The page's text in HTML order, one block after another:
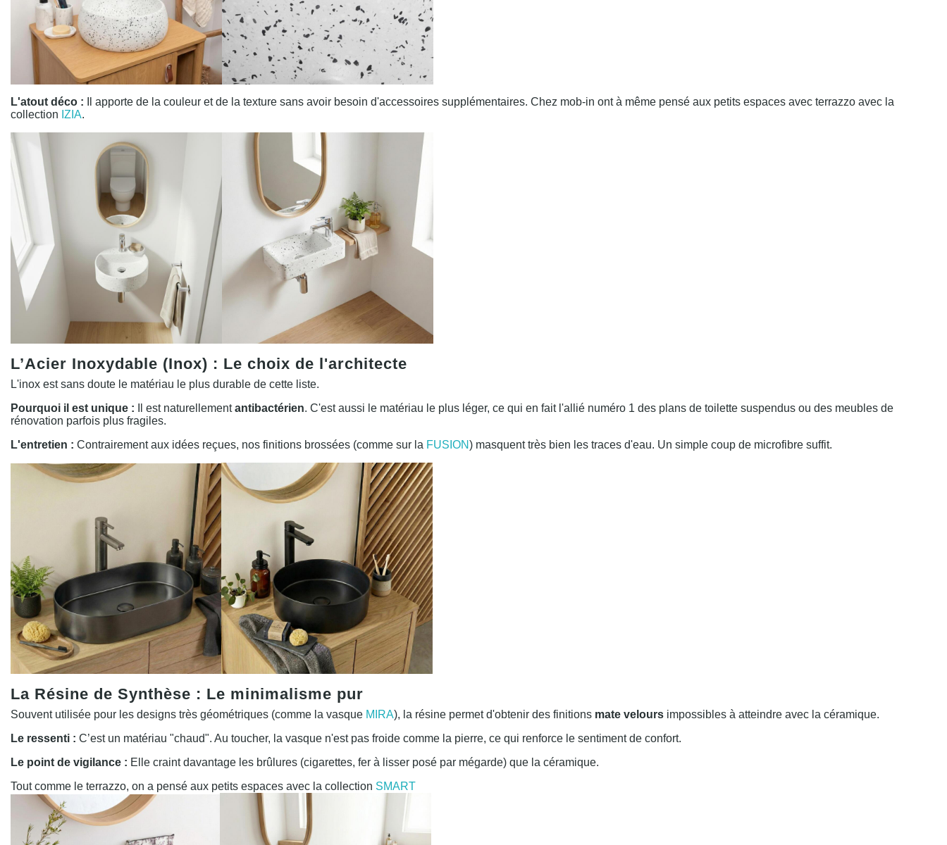
L'atout déco : Il apporte de la couleur et de la texture sans avoir besoin d'accessoires supplémentaires. Chez mob-in ont à même pensé aux petits espaces avec terrazzo avec la
collection IZIA.
L’Acier Inoxydable (Inox) : Le choix de l'architecte
L'inox est sans doute le matériau le plus durable de cette liste.
Pourquoi il est unique : Il est naturellementantibactérien. C'est aussi le matériau le plus léger, ce qui en fait l'allié numéro 1 des plans de toilette suspendus ou des meubles de
rénovation parfois plus fragiles.
L'entretien : Contrairement aux idées reçues, nos finitions brossées (comme sur la FUSION) masquent très bien les traces d'eau. Un simple coup de microfibre suffit.
La Résine de Synthèse : Le minimalisme pur
Souvent utilisée pour les designs très géométriques (comme la vasque MIRA), la résine permet d'obtenir des finitions mate velours impossibles à atteindre avec la céramique.
Le ressenti : C’est un matériau "chaud". Au toucher, la vasque n'est pas froide comme la pierre, ce qui renforce le sentiment de confort.
Le point de vigilance : Elle craint davantage les brûlures (cigarettes, fer à lisser posé par mégarde) que la céramique.
Tout comme le terrazzo, on a pensé aux petits espaces avec la collection SMART